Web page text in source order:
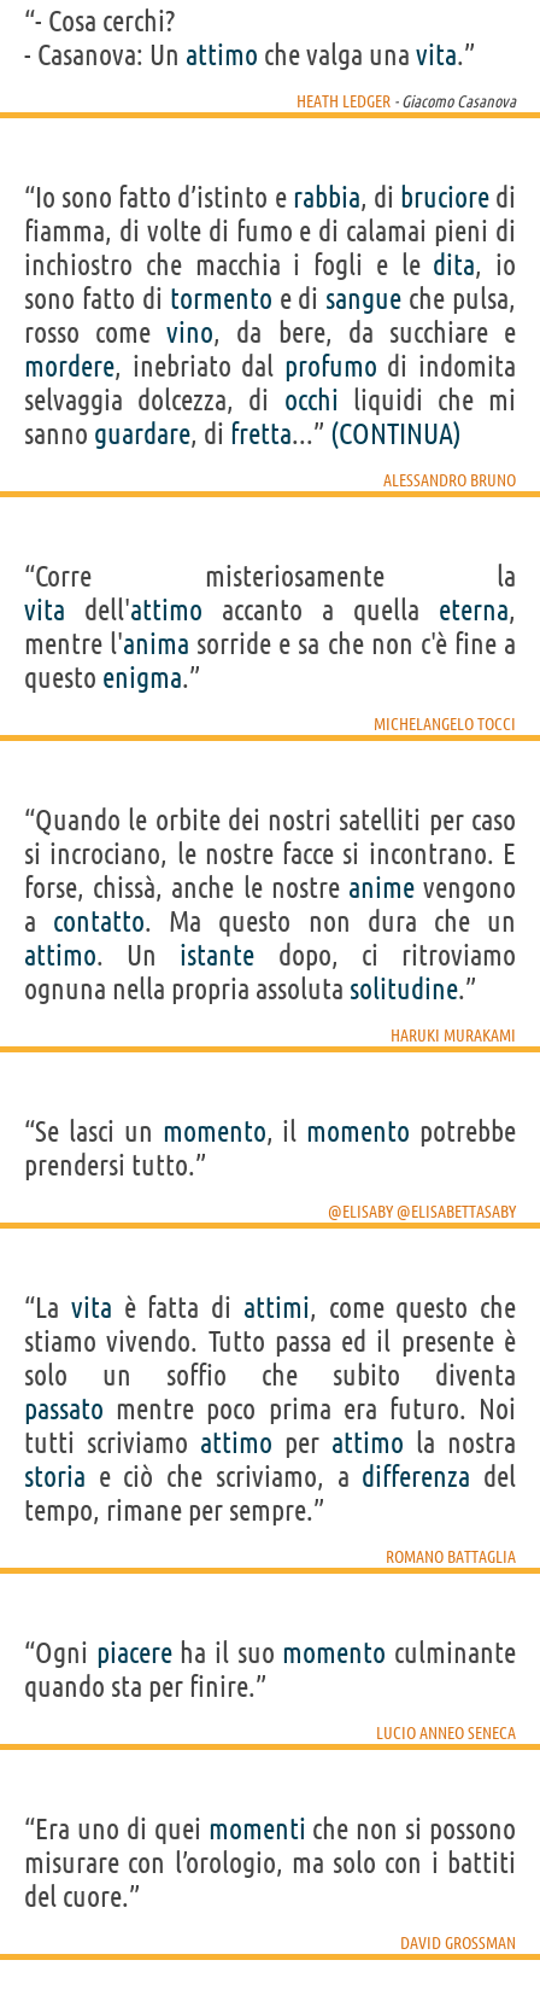
“- Cosa cerchi?
- Casanova: Un attimo che valga una vita.”
HEATH LEDGER - Giacomo Casanova
“Io sono fatto d’istinto e rabbia, di brucioredi
fiamma, di volte di fumo e di calamai pieni di
inchiostro che macchia i fogli e le dita, io
sono fatto di tormento e di sangue che pulsa,
rosso comevino, da bere, da succhiare e
mordere, inebriato dal profumo di indomita
selvaggia dolcezza, di occhi liquidi che mi
sanno guardare, di fretta...” (CONTINUA)
ALESSANDRO BRUNO
“Corre misteriosamente la
vita dell'attimo accanto a quella eterna,
mentre l'anima sorride e sa che non c'è fine a
questo enigma.”
MICHELANGELO TOCCI
“Quando le orbite dei nostri satelliti per caso
si incrociano, le nostre facce si incontrano. E
forse, chissà, anche le nostre animevengono
a contatto. Ma questo non dura che un
attimo. Un istante dopo, ci ritroviamo
ognuna nella propria assoluta solitudine.”
HARUKI MURAKAMI
“Se lasci un momento, il momento potrebbe
prendersi tutto.”
@ELISABY @ELISABETTASABY
“La vita è fatta di attimi, come questo che
stiamo vivendo. Tutto passa ed il presente è
solo un soffio che subito diventa
passato mentre poco prima era futuro. Noi
tutti scriviamo attimo per attimo la nostra
storia e ciò che scriviamo, a differenza del
tempo, rimane per sempre.”
ROMANO BATTAGLIA
“Ogni piacereha il suo momento culminante
quando sta per finire.”
LUCIO ANNEO SENECA
“Era uno di quei momenti che non si possono
misurare con l’orologio, ma solo con i battiti
del cuore.”
DAVID GROSSMAN